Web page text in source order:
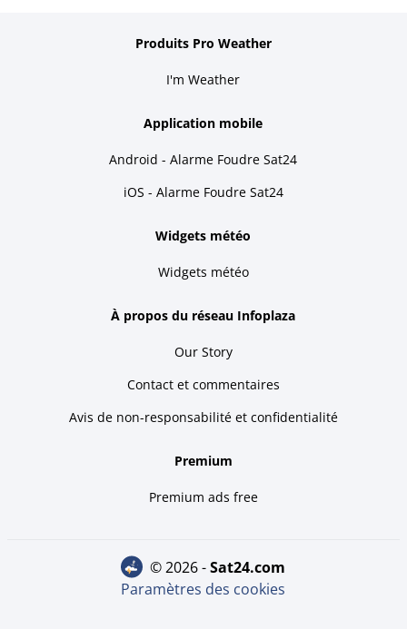
Produits Pro Weather
I'm Weather
Application mobile
Android - Alarme Foudre Sat24
iOS - Alarme Foudre Sat24
Widgets météo
Widgets météo
À propos du réseau Infoplaza
Our Story
Contact et commentaires
Avis de non-responsabilité et confidentialité
Premium
Premium ads free
© 2026 - sat24.com
Paramètres des cookies